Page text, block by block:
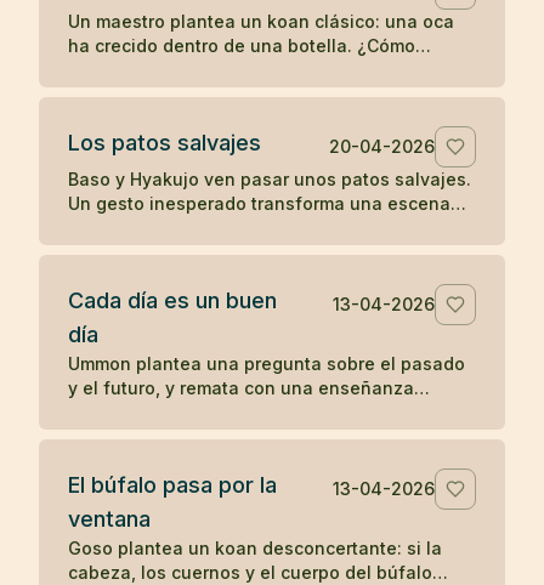
Un maestro plantea un koan clásico: una oca
ha crecido dentro de una botella. ¿Cómo
Los patos salvajes
20-04-2026
Baso y Hyakujo ven pasar unos patos salvajes.
Un gesto inesperado transforma una escena
percepción.
Cada día es un buen
día
13-04-2026
Ummon plantea una pregunta sobre el pasado
y el futuro, y remata con una enseñanza
El búfalo pasa por la
ventana
13-04-2026
Goso plantea un koan desconcertante: si la
cabeza, los cuernos y el cuerpo del búfalo